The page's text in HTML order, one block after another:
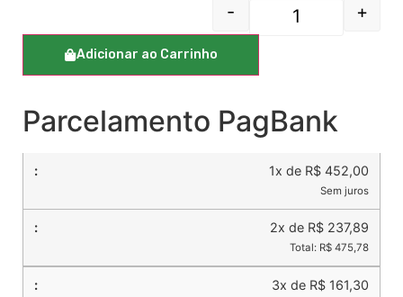
- +
Adicionar ao Carrinho
Parcelamento PagBank
1x de R$ 452,00
Sem juros
2x de R$ 237,89
Total: R$ 475,78
3x de R$ 161,30